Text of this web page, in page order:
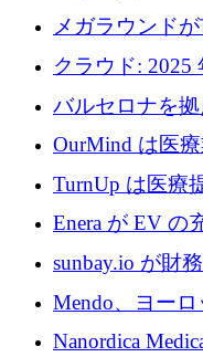
プテック戦略
メガラウンド
ハイテク資金
クラウド: 2025
た 10 社
バルセロナを
Theker が
OurMind は医
ロを寄付
TurnUp は医療
するために
Enera が EV の
万ドルを調達
sunbay.io が財
するために 55
Mendo、ヨー
入を拡大する
Nanordica